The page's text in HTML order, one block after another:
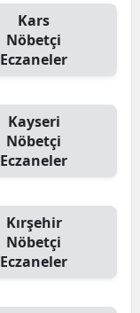
Kars
Nöbetçi
Eczaneler
Kayseri
Nöbetçi
Eczaneler
Kırşehir
Nöbetçi
Eczaneler